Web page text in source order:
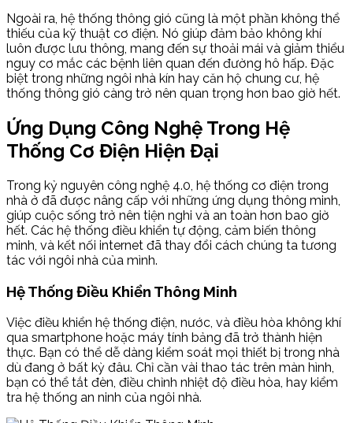
Ngoài ra, hệ thống thông gió cũng là một phần không thể
thiếu của kỹ thuật cơ điện. Nó giúp đảm bảo không khí
luôn được lưu thông, mang đến sự thoải mái và giảm thiểu
nguy cơ mắc các bệnh liên quan đến đường hô hấp. Đặc
biệt trong những ngôi nhà kín hay căn hộ chung cư, hệ
thống thông gió càng trở nên quan trọng hơn bao giờ hết.
Ứng Dụng Công Nghệ Trong Hệ
Thống Cơ Điện Hiện Đại
Trong kỷ nguyên công nghệ 4.0, hệ thống cơ điện trong
nhà ở đã được nâng cấp với những ứng dụng thông minh,
giúp cuộc sống trở nên tiện nghi và an toàn hơn bao giờ
hết. Các hệ thống điều khiển tự động, cảm biến thông
minh, và kết nối internet đã thay đổi cách chúng ta tương
tác với ngôi nhà của mình.
Hệ Thống Điều Khiển Thông Minh
Việc điều khiển hệ thống điện, nước, và điều hòa không khí
qua smartphone hoặc máy tính bảng đã trở thành hiện
thực. Bạn có thể dễ dàng kiểm soát mọi thiết bị trong nhà
dù đang ở bất kỳ đâu. Chỉ cần vài thao tác trên màn hình,
bạn có thể tắt đèn, điều chỉnh nhiệt độ điều hòa, hay kiểm
tra hệ thống an ninh của ngôi nhà.